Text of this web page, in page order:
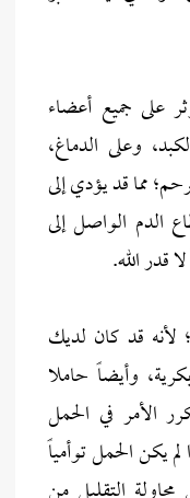
على جميع أعضاء
وعلى الدماغ،
مما قد يؤدي إلى
الدم الواصل إلى
قدر الله.
قد كان لديك
وأيضاً حاملا
الأمر في الحمل
لم يكن الحمل توأمياً